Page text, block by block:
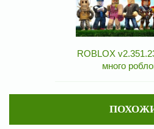
ROBLOX
много